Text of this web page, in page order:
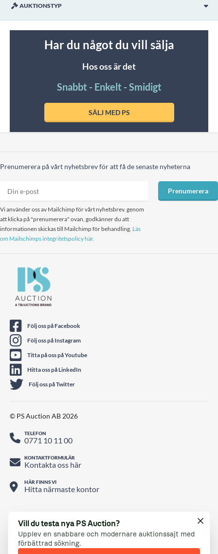
AUKTIONSTYP
Har du något du vill sälja
Hos oss är det
Snabbt - Enkelt - Smidigt
SÄLJ MED PS
Prenumerera på vårt nyhetsbrev för att få de senaste nyheterna
Vi använder oss av Mailchimp för vårt nyhetsbrev. genom
att klicka på "prenumerera" ovan, godkänner du att
informationen skickas till Mailchimp för behandling. Läs
om Mailschimps integritetspolicy här.
Prenumerera
Vill du testa nya PS Auction?
Upplev en snabbare och modernare auktionssajt med
förbättrad sökning.
Följ oss på Facebook
Följ oss på Instagram
Titta på oss på Youtube
Hitta oss på LinkedIn
Följ oss på Twitter
© PS Auction AB 2026
TELEFON
0771 10 11 00
KONTAKTFORMULÄR
Kontakta oss här
HÄR FINNS VI
Hitta närmaste kontor